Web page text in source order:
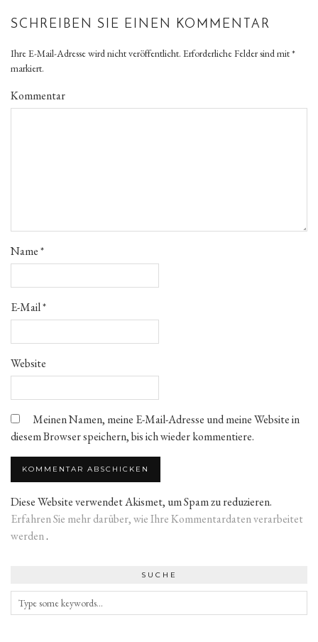
SCHREIBEN SIE EINEN KOMMENTAR
Ihre E-Mail-Adresse wird nicht veröffentlicht. Erforderliche Felder sind mit*
markiert.
Kommentar
Name*
E-Mail*
Website
Meinen Namen, meine E-Mail-Adresse und meine Website in
diesem Browser speichern, bis ich wieder kommentiere.
Diese Website verwendet Akismet, um Spam zu reduzieren.
Erfahren Sie mehr darüber, wie Ihre Kommentardaten verarbeitet
werden.
SUCHE